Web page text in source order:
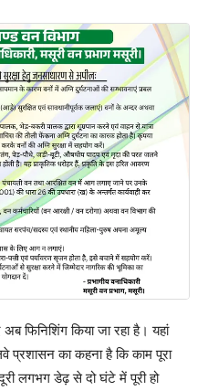
फिनिशिंग किया जा रहा है। यहां
प्रशासन का कहना है कि काम पूरा
लगभग डेढ़ से दो घंटे में पूरी हो